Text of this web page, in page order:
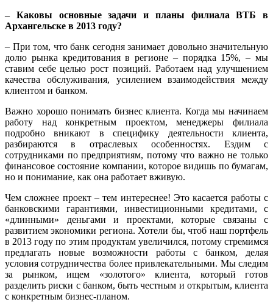
– Каковы основные задачи и планы филиала ВТБ в
Архангельске в 2013 году?
– При том, что банк сегодня занимает довольно значительную
долю рынка кредитования в регионе – порядка 15%, – мы
ставим себе целью рост позиций. Работаем над улучшением
качества обслуживания, усилением взаимодействия между
клиентом и банком.
Важно хорошо понимать бизнес клиента. Когда мы начинаем
работу над конкретным проектом, менеджеры филиала
подробно вникают в специфику деятельности клиента,
разбираются в отраслевых особенностях. Ездим с
сотрудниками по предприятиям, потому что важно не только
финансовое состояние компании, которое видишь по бумагам,
но и понимание, как она работает вживую.
Чем сложнее проект – тем интереснее! Это касается работы с
банковскими гарантиями, инвестиционными кредитами, с
«длинными» деньгами и проектами, которые связаны с
развитием экономики региона. Хотели бы, чтоб наш портфель
в 2013 году по этим продуктам увеличился, потому стремимся
предлагать новые возможности работы с банком, делая
условия сотрудничества более привлекательными. Мы следим
за рынком, ищем «золотого» клиента, который готов
разделить риски с банком, быть честным и открытым, клиента
с конкретным бизнес-планом.